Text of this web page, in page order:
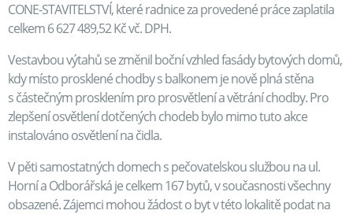
CONE-STAVITELSTVÍ, které radnice za provedené práce zaplatila
celkem 6 627 489,52 Kč vč. DPH.
Vestavbou výtahů se změnil boční vzhled fasády bytových domů,
kdy místo prosklené chodby s balkonem je nově plná stěna
s částečným prosklením pro prosvětlení a větrání chodby. Pro
zlepšení osvětlení dotčených chodeb bylo mimo tuto akce
instalováno osvětlení na čidla.
V pěti samostatných domech s pečovatelskou službou na ul.
Horní a Odborářská je celkem 167 bytů, v současnosti všechny
obsazené. Zájemci mohou žádost o byt v této lokalitě podat na